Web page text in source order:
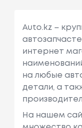
Auto.kz –
интернет
на любые
детали, а
На нашем